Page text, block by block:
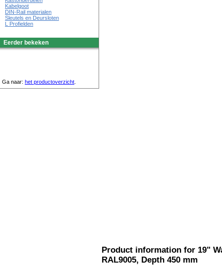
Product information for 19"
RAL9005, Depth 450 mm
Kabelgoot
DIN-Rail materialen
Sleutels en Deursloten
L Profielden
Eerder bekeken
Ga naar: het productoverzicht